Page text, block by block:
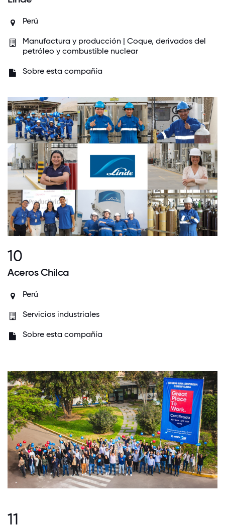
Perú
Manufactura y producción | Coque, derivados del
petróleo y combustible nuclear
Sobre esta compañía
10
Aceros Chilca
Perú
Servicios industriales
Sobre esta compañía
11